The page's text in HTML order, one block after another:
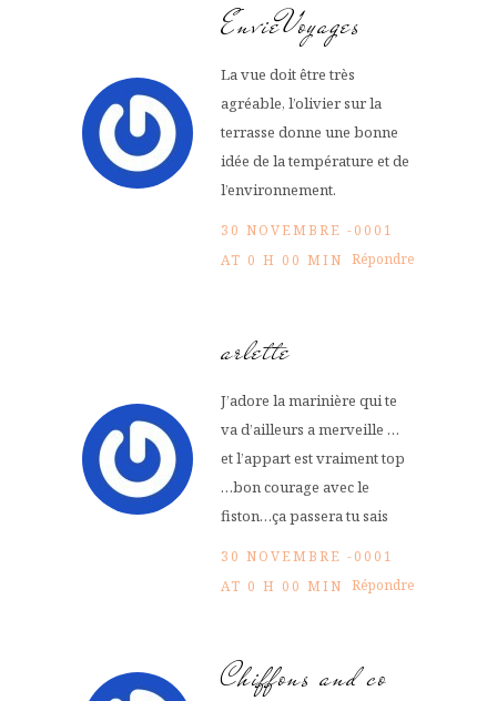
EnvieVoyages
La vue doit être très
agréable, l’olivier sur la
terrasse donne une bonne
idée de la température et de
l’environnement.
30 NOVEMBRE -0001
AT 0 H 00 MIN Répondre
arlette
J’adore la marinière qui te
va d’ailleurs a merveille …
et l’appart est vraiment top
…bon courage avec le
fiston…ça passera tu sais
30 NOVEMBRE -0001
AT 0 H 00 MIN Répondre
Chiffons and co